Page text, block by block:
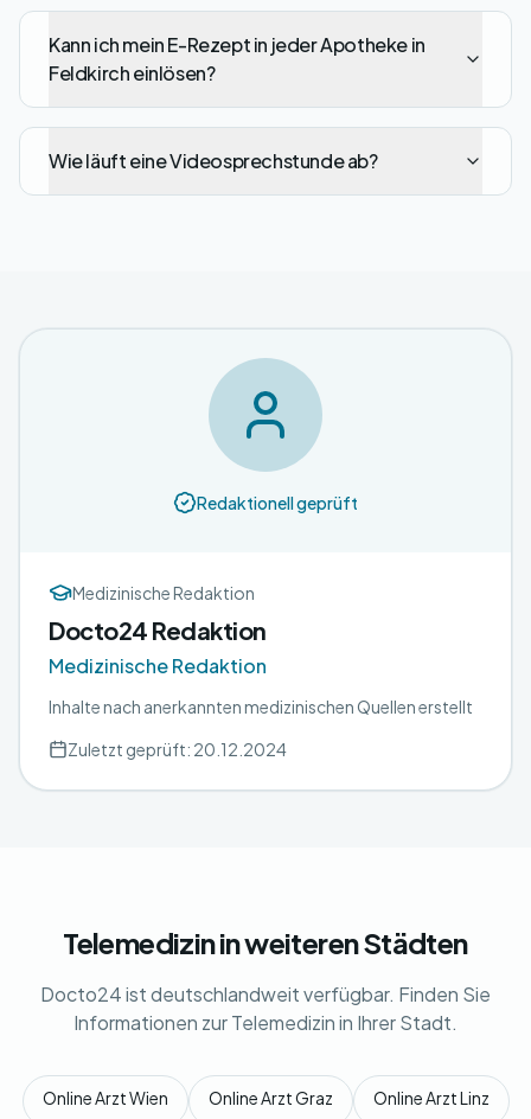
Kann ich mein E-Rezept in jeder Apotheke in
Feldkirch einlösen?
Wie läuft eine Videosprechstunde ab?
Redaktionell geprüft
Medizinische Redaktion
Docto24 Redaktion
Medizinische Redaktion
Inhalte nach anerkannten medizinischen Quellen erstellt
Zuletzt geprüft: 20.12.2024
Telemedizin in weiteren Städten
Docto24 ist deutschlandweit verfügbar. Finden Sie
Informationen zur Telemedizin in Ihrer Stadt.
Online Arzt Wien Online Arzt Graz Online Arzt Linz